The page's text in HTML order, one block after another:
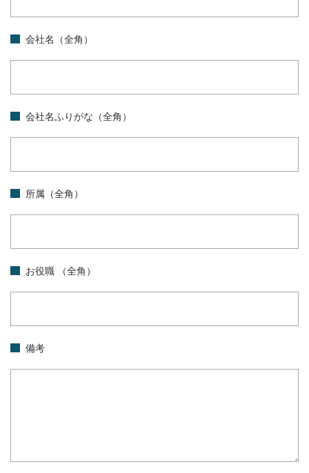
会社名（全角）
会社名ふりがな（全角）
所属（全角）
お役職 （全角）
備考